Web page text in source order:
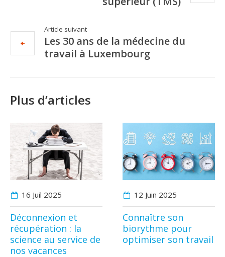
Article suivant
Les 30 ans de la médecine du
travail à Luxembourg
Plus d’articles
16 Juil 2025
Déconnexion et
récupération : la
science au service de
nos vacances
12 Juin 2025
Connaître son
biorythme pour
optimiser son travail